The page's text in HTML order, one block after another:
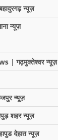
न्यूज़
न्यूज़
| गढ़मुक्तेश्वर न्यूज़
न्यूज़
शहर न्यूज़
देहात न्यूज़